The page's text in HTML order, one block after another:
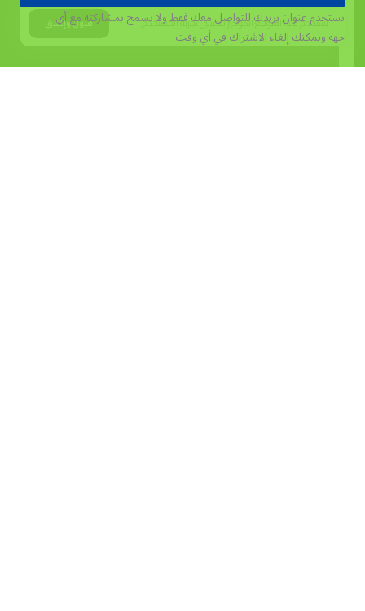
يستخدم هذا الموقع الكوكيز لتحسين تجربة المستخدم. قبول وإغلاق
نستخدم عنوان بريدك للتواصل معك فقط ولا نسمح بمشاركته مع أي
جهةويمكنك إلغاء الاشتراك في أي وقت